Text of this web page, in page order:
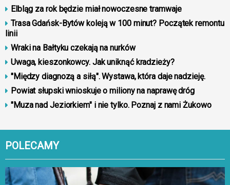
Elbląg za rok będzie miał nowoczesne tramwaje
Trasa Gdańsk-Bytów koleją w 100 minut? Początek remontu
linii
Wraki na Bałtyku czekają na nurków
Uwaga, kieszonkowcy. Jak uniknąć kradzieży?
"Między diagnozą a siłą". Wystawa, która daje nadzieję.
Powiat słupski wnioskuje o miliony na naprawę dróg
"Muza nad Jeziorkiem" i nie tylko. Poznaj z nami Żukowo
POLECAMY